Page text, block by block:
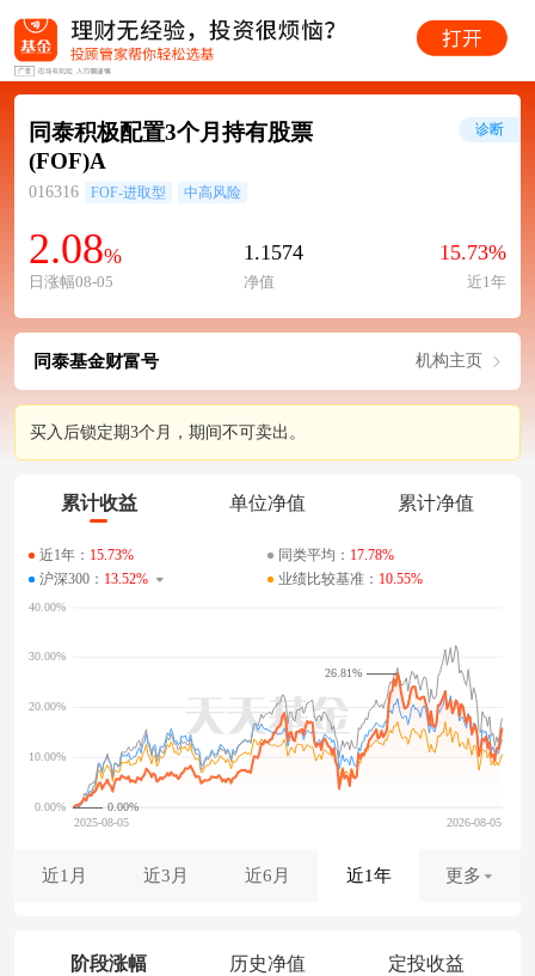
同泰积极配置3个月持有股票
(FOF)A
016316 FOF-进取型 中高风险
2.08%
日涨幅08-05
1.1574
净值
15.73%
近1年
诊断
同泰基金财富号 机构主页
买入后锁定期3个月，期间不可卖出。
累计收益 单位净值 累计净值
近1年： 15.73% 同类平均： 17.78%
沪深300： 13.52% 业绩比较基准： 10.55%
0.00%
26.81%
近1月 近3月 近6月 近1年 更多
阶段涨幅 历史净值 定投收益